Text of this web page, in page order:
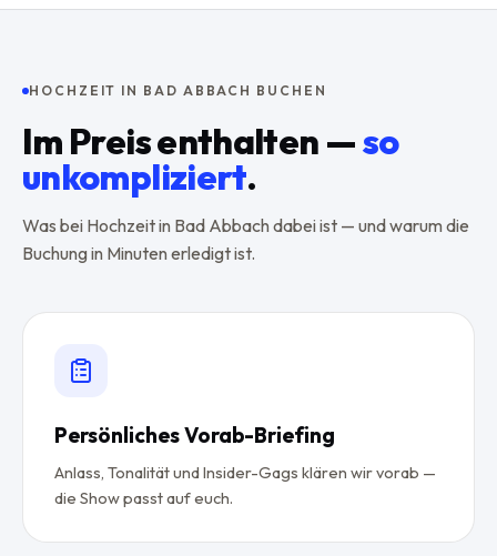
HOCHZEIT IN BAD ABBACH BUCHEN
Im Preis enthalten —so
unkompliziert.
Was bei Hochzeit in Bad Abbach dabei ist — und warum die
Buchung in Minuten erledigt ist.
Persönliches Vorab-Briefing
Anlass, Tonalität und Insider-Gags klären wir vorab —
die Show passt auf euch.